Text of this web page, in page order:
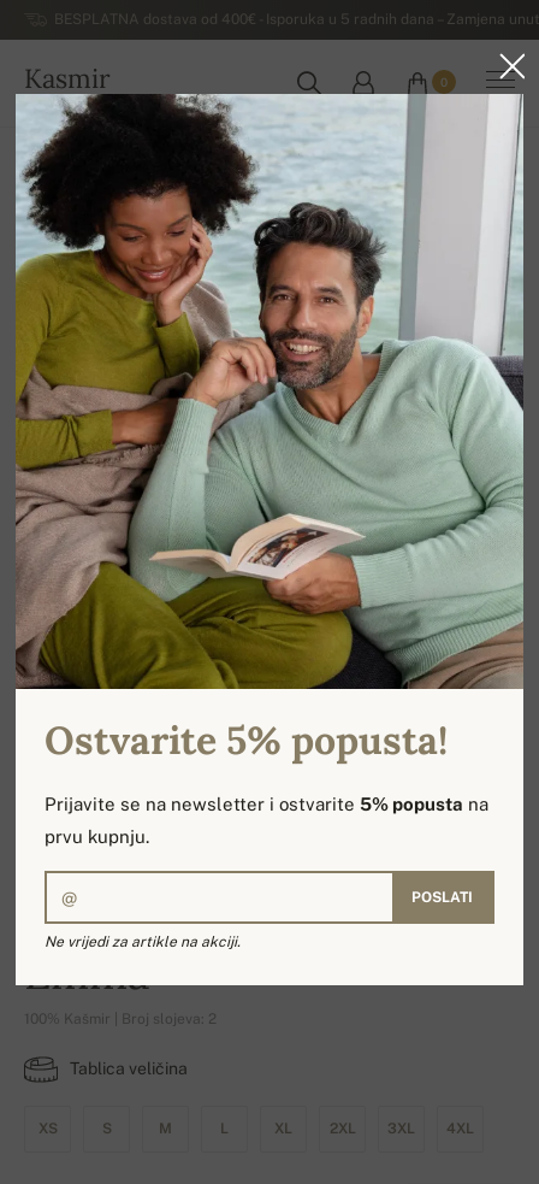
BESPLATNA dostava od 400€ - Isporuka u 5 radnih dana – Zamjena
Kasmir
HRVATSKA
0
Kuća
Luksuzni ženski džemperi od kašmira
Ženski džemperi od kašmira s V-izrezom
Emma
100% Kašmir | Broj slojeva: 2
Tablica veličina
XS S M L XL 2XL 3XL 4XL
Ostvarite 5% popusta!
Prijavite se na newsletter i ostvarite5% popusta na
prvu kupnju.
POSLATI
Ne vrijedi za artikle na akciji.